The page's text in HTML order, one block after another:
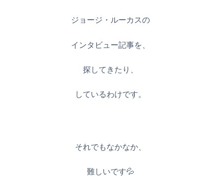
ジョージ・ルーカスの
インタビュー記事を、
探してきたり、
しているわけです。
それでもなかなか、
難しいです💦